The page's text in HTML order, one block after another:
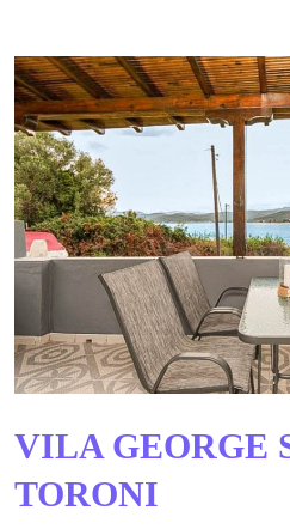
VILA GEORGE
TORONI